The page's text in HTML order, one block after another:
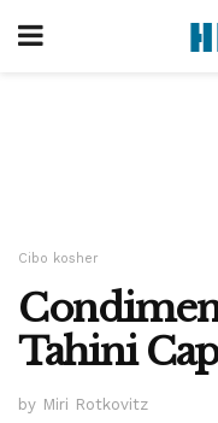
Cibo kosher
Tahini
by Miri Rotkovitz